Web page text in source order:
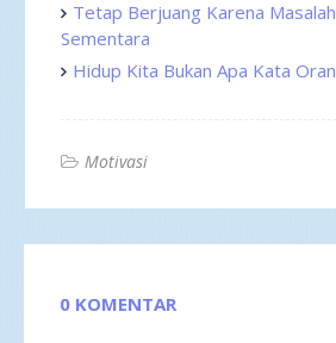
Tetap Berjuang Karena
Sementara
Hidup Kita Bukan Apa Kata
Motivasi
0 KOMENTAR